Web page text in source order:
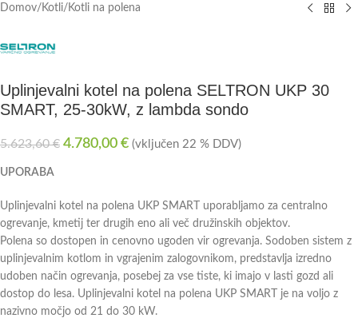
Domov/ Kotli/ Kotli na polena
Uplinjevalni kotel na polena SELTRON UKP 30
SMART, 25-30kW, z lambda sondo
5.623,60€ 4.780,00 € (vključen 22 % DDV)
UPORABA
Uplinjevalni kotel na polena UKP SMART uporabljamo za centralno
ogrevanje, kmetij ter drugih eno ali več družinskih objektov.
Polena so dostopen in cenovno ugoden vir ogrevanja. Sodoben sistem z
uplinjevalnim kotlom in vgrajenim zalogovnikom, predstavlja izredno
udoben način ogrevanja, posebej za vse tiste, ki imajo v lasti gozd ali
dostop do lesa. Uplinjevalni kotel na polena UKP SMART je na voljo z
nazivno močjo od 21 do 30 kW.